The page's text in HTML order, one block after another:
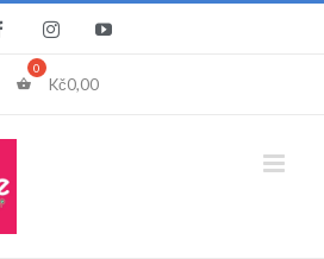
FacebookInstagramYouTube
Kč0,00